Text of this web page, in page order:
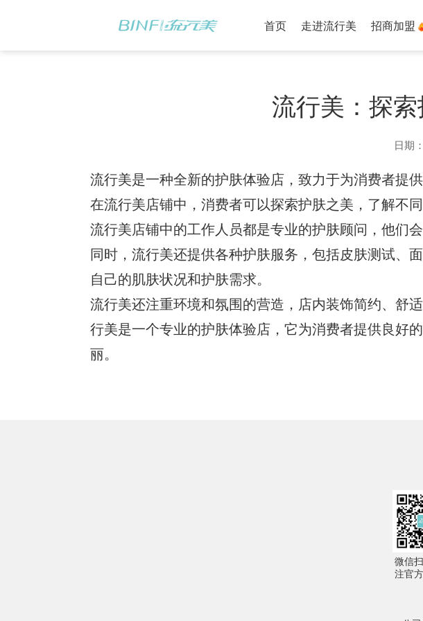
首页 走进流行美 招商加盟
流行美：探
日期
流行美是一种全新的护肤体验店，致力于为消费者提供
在流行美店铺中，消费者可以探索护肤之美，了解不
流行美店铺中的工作人员都是专业的护肤顾问，他们
同时，流行美还提供各种护肤服务，包括皮肤测试、
自己的肌肤状况和护肤需求。
流行美还注重环境和氛围的营造，店内装饰简约、舒
行美是一个专业的护肤体验店，它为消费者提供良好
丽。
微信
注官